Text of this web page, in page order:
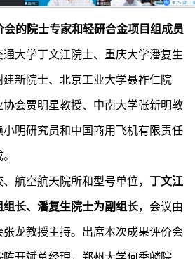
会的院士专家和轻研合金项目组成员
大学丁文江院士、重庆大学潘复生
建新院士、北京工业大学聂祚仁院
会贾明星教授、中南大学张新明教
明研究员和中国商用飞机有限责任
航空航天院所和型号单位， 丁文江
组长、潘复生院士为副组长，会议由
龙教授主持。出席本次成果评价会